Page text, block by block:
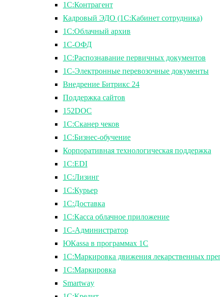
1С:Контрагент
Кадровый ЭДО (1С:Кабинет сотрудника)
1С:Облачный архив
1С-ОФД
1С:Распознавание первичных документов
1С-Электронные перевозочные документы
Внедрение Битрикс 24
Поддержка сайтов
152DOC
1С:Сканер чеков
1С:Бизнес-обучение
Корпоративная технологическая поддержка
1С:ЕDI
1С:Лизинг
1С:Курьер
1С:Доставка
1С:Касса облачное приложение
1С-Администратор
ЮКаssа в программах 1С
1С:Маркировка движения лекарственных
1С:Маркировка
Smartway